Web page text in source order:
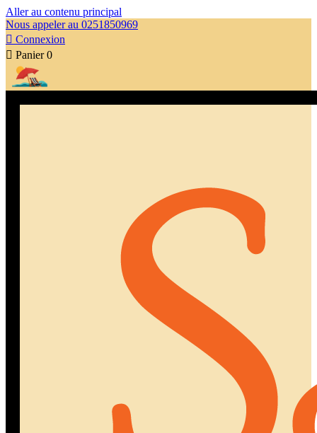
Aller au contenu principal
Nous appeler au 0251850969
 Connexion
 Panier 0